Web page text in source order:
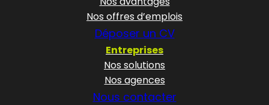
Nos offres d’emplois
Déposer un CV
Entreprises
Nos solutions
Nos agences
Nous contacter